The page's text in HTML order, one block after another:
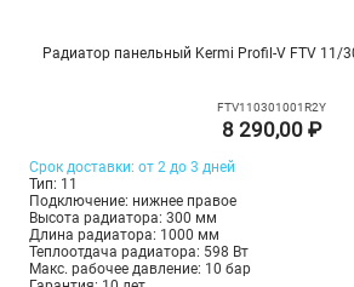
Радиатор панельный Kermi Profil-V FTV 11/
FTV110301001R2Y
8 290,00 ₽
Срок доставки: от 2 до 3 дней
Тип: 11
Подключение: нижнее правое
Высота радиатора: 300 мм
Длина радиатора: 1000 мм
Теплоотдача радиатора: 598 Вт
Макс. рабочее давление: 10 бар